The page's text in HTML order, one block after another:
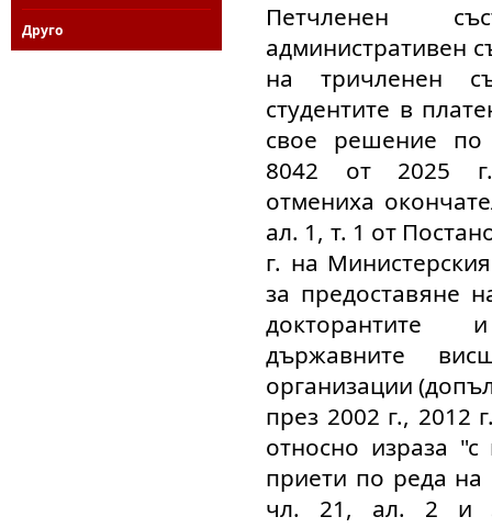
Друго
Петчленен
административен
на тричленен
студентите в
свое решение по
8042 от 2025 г.
отмениха
ал. 1, т. 1 от
г. на
за предоставяне
докторантите
държавните
организации
през 2002 г., 2012
относно израза "с
приети по реда на
чл. 21, ал. 2 и